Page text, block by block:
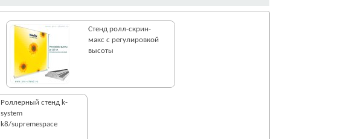
Стенд ролл-cкрин-
макс с регулировкой
высоты
Роллерный стенд k-
system
k8/supremespace